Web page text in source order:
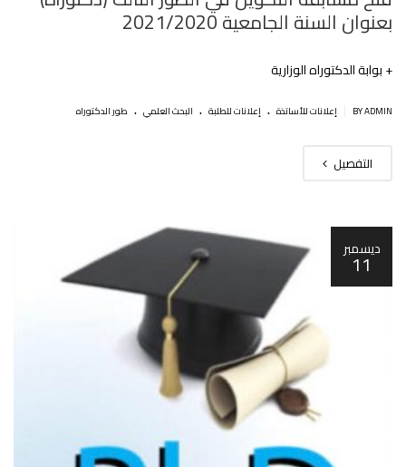
بعنوان السنة الجامعية 2021/2020
+ بوابة الدكتوراه الوزارية
BY ADMIN إعلانات للأساتذة . إعلانات للطلبة . البحث العلمي . طور الدكتوراه
التفصيل
ديسمبر
11